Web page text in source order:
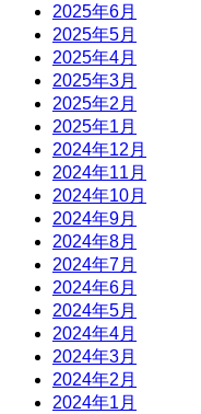
2025年6月
2025年5月
2025年4月
2025年3月
2025年2月
2025年1月
2024年12月
2024年11月
2024年10月
2024年9月
2024年8月
2024年7月
2024年6月
2024年5月
2024年4月
2024年3月
2024年2月
2024年1月